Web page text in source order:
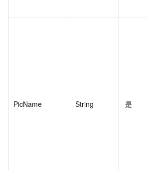
PicName String 是